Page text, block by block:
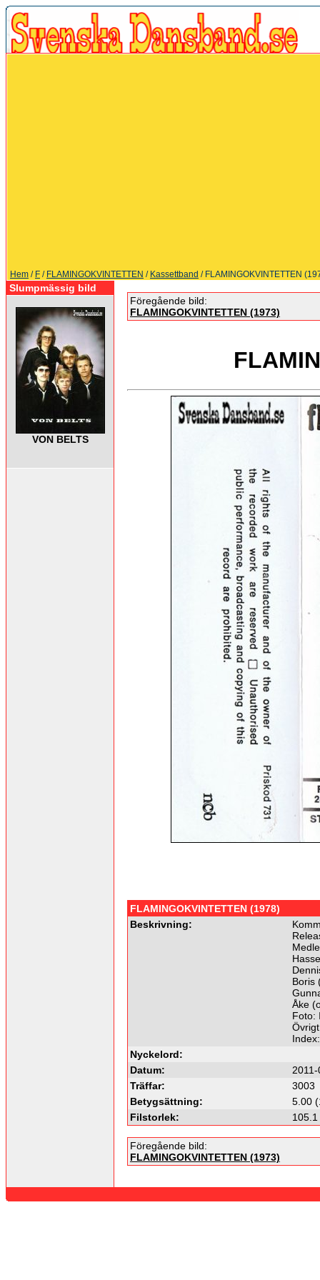
Hem / F / FLAMINGOKVINTETTEN / Kassettband / FLAMINGOKVINTETTEN
Slumpmässig bild
VON BELTS
Föregående bild:
FLAMINGOKVINTETTEN (1973)
FLAMINGOKVINTETTEN (1978)
Beskrivning:
Boris
Åke
Foto:
Nyckelord:
Datum:
Träffar:
3003
Betygsättning:
5.00
Filstorlek:
105.1
Föregående bild:
FLAMINGOKVINTETTEN (1973)